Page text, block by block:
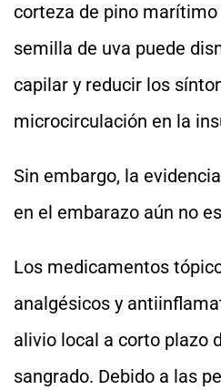
corteza de pino
semilla de uva puede
capilar y reducir los
microcirculación en la
Sin embargo, la
en el embarazo aún no
Los medicamentos
analgésicos y
alivio local a corto plazo
sangrado. Debido a las